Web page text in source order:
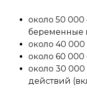
около 50
беременные
около 40
около 60
около 30
действий